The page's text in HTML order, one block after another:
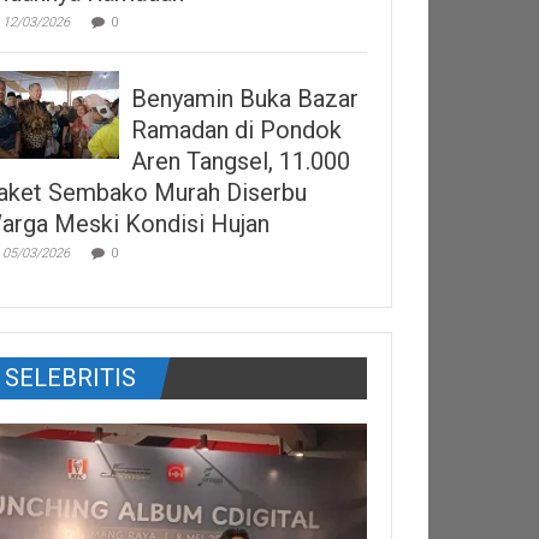
12/03/2026 0
Benyamin Buka Bazar
Ramadan di Pondok
Aren Tangsel, 11.000
Sembako Murah Diserbu
Meski Kondisi Hujan
05/03/2026 0
SELEBRITIS